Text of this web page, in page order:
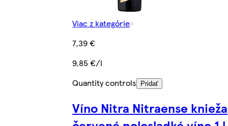
Viac z kategórie
7,39 €
9,85 €/l
Quantity controls
Pridať
Víno Nitra Nitraense knieža